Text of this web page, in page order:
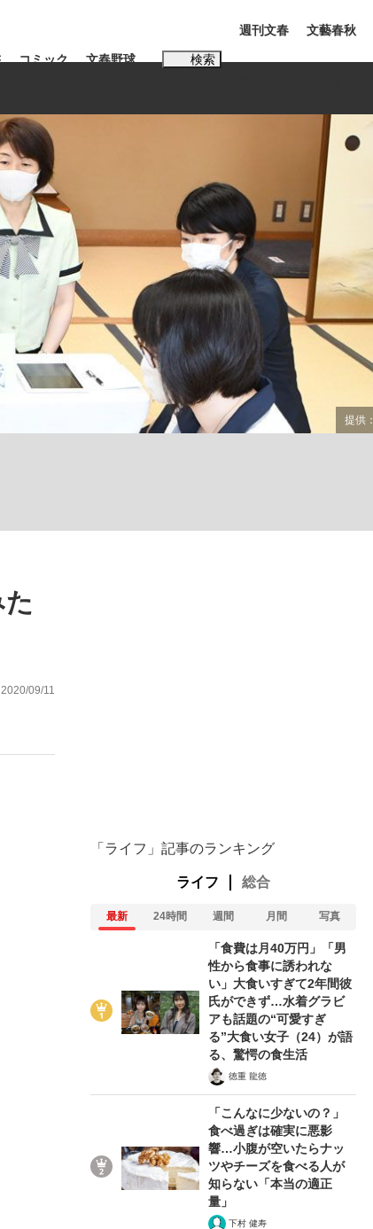
本代表“敗戦”の真実 選手が明かす...
コミック 文春野球 検索
田聖子
週刊文春 文藝春秋
2020/09/11
「ライフ」記事のランキング
ライフ 総合
最新 24時間 週間 月間 写真
「食費は月40万円」「男
性から食事に誘われな
い」大食いすぎて2年間彼
氏ができず…水着グラビ
アも話題の“可愛すぎ
る”大食い女子（24）が語
る、驚愕の食生活
徳重 龍徳
「こんなに少ないの？」
食べ過ぎは確実に悪影
響…小腹が空いたらナッ
ツやチーズを食べる人が
知らない「本当の適正
量」
下村 健寿